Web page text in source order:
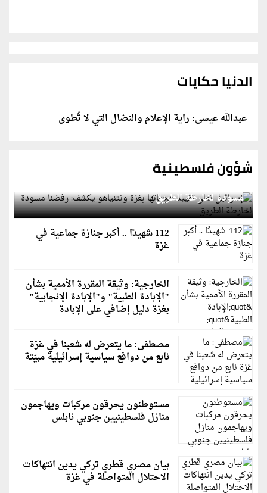
الدنيا حكايات
عبدالله عيسى: راية الإعلام والنضال التي لا تُطوى
شؤون فلسطينية
إسرائيل تعلن تقييد هجماتها بغزة ونتنياهو يكشف: رفضنا
مسودة لخارطة الطريق
112 شهيدًا .. أكبر جنازة جماعية في
غزة
الخارجية: وثيقة المقررة الأممية بشأن
"الإبادة الطبية" و"الإبادة الإنجابية"
بغزة دليل إضافي على الإبادة
مصطفى: ما يتعرض له شعبنا في غزة
نابع من دوافع سياسية إسرائيلية مبيّتة
مستوطنون يحرقون مركبات ويهاجمون
منازل فلسطينيين جنوبي نابلس
بيان مصري قطري تركي يدين انتهاكات
الاحتلال المتواصلة في غزة